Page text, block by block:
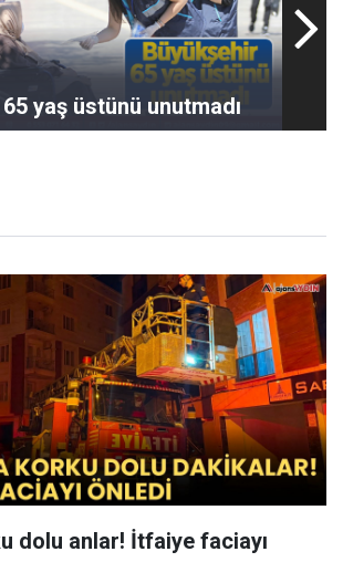
yaş üstünü unutmadı
dolu anlar! İtfaiye faciayı